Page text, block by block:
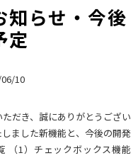
知らせ・今後
定
10
だき、誠にありがとうござい
ました新機能と、今後の開発
（1）チェックボックス機能